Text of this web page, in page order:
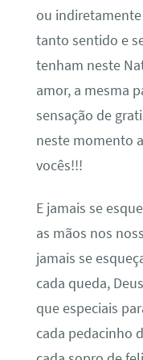
ou
tanto sentido e
tenham neste
amor, a mesma
sensação de
neste momento
vocês!!!
E jamais se
as mãos nos
jamais se
cada queda,
que especiais
cada pedacinho